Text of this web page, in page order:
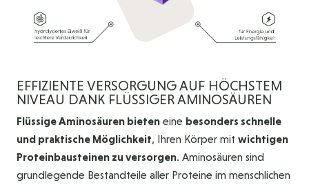
EFFIZIENTE VERSORGUNG AUF HÖCHSTEM
NIVEAU DANK FLÜSSIGER AMINOSÄUREN
Flüssige Aminosäuren bieten eine besonders schnelle
und praktische Möglichkeit, Ihren Körper mit wichtigen
Proteinbausteinen zu versorgen. Aminosäuren sind
grundlegende Bestandteile aller Proteine im menschlichen